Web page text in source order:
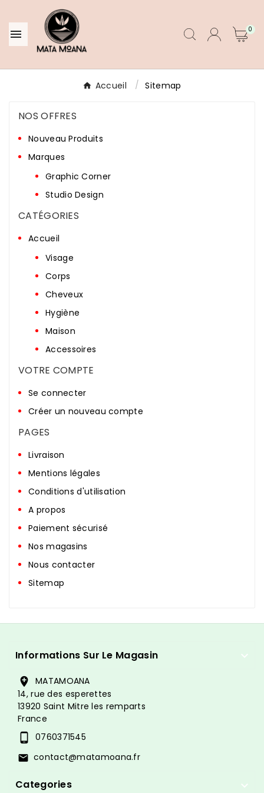
 0
Accueil Sitemap
NOS OFFRES
Nouveau Produits
Marques
Graphic Corner
Studio Design
CATÉGORIES
Accueil
Visage
Corps
Cheveux
Hygiène
Maison
Accessoires
VOTRE COMPTE
Se connecter
Créer un nouveau compte
PAGES
Livraison
Mentions légales
Conditions d'utilisation
A propos
Paiement sécurisé
Nos magasins
Nous contacter
Sitemap
Informations Sur Le Magasin 
 MATAMOANA
14, rue des esperettes
13920 Saint Mitre les remparts
France
 0760371545
 contact@matamoana.fr
Categories 